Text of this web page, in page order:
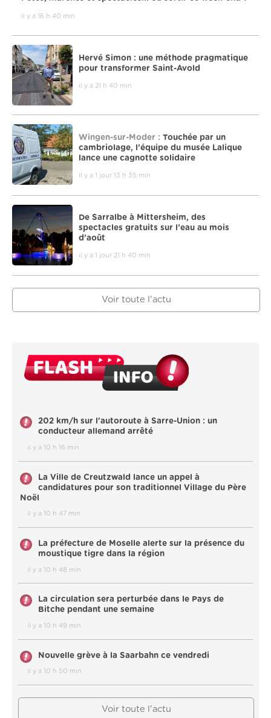
il y a 16 h 40 min
Hervé Simon : une méthode pragmatique
pour transformer Saint-Avold
il y a 21 h 40 min
Wingen-sur-Moder : Touchée par un
cambriolage, l’équipe du musée Lalique
lance une cagnotte solidaire
il y a 1 jour 13 h 35 min
De Sarralbe à Mittersheim, des
spectacles gratuits sur l’eau au mois
d’août
il y a 1 jour 21 h 40 min
Voir toute l'actu
202 km/h sur l'autoroute à Sarre-Union : un
conducteur allemand arrêté
il y a 10 h 16 min
La Ville de Creutzwald lance un appel à
candidatures pour son traditionnel Village du Père
Noël
il y a 10 h 47 min
La préfecture de Moselle alerte sur la présence du
moustique tigre dans la région
il y a 10 h 48 min
La circulation sera perturbée dans le Pays de
Bitche pendant une semaine
il y a 10 h 49 min
Nouvelle grève à la Saarbahn ce vendredi
il y a 10 h 50 min
Voir toute l'actu